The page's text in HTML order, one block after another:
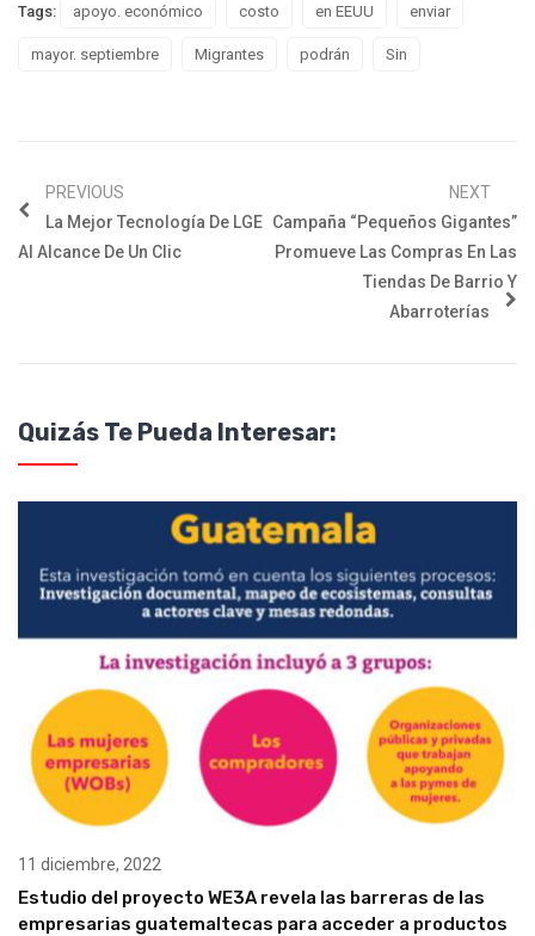
Tags: apoyo. económico costo en EEUU enviar
mayor. septiembre Migrantes podrán Sin
PREVIOUS
La Mejor Tecnología De LGE
Al Alcance De Un Clic
NEXT
Campaña “Pequeños Gigantes”
Promueve Las Compras En Las
Tiendas De Barrio Y
Abarroterías
Quizás Te Pueda Interesar:
11 diciembre, 2022
Estudio del proyecto WE3A revela las barreras de las
empresarias guatemaltecas para acceder a productos